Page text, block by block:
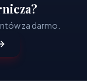
za darmo.